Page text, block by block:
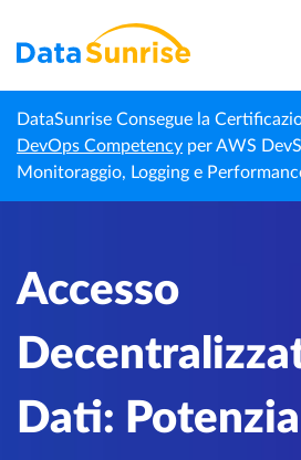
DataSunrise Consegue la
DevOps Competency per AWS
Monitoraggio, Logging e
Homepage
Centro di
Conoscenza
Accesso
Sicurezza, la
Accesso
Dati: